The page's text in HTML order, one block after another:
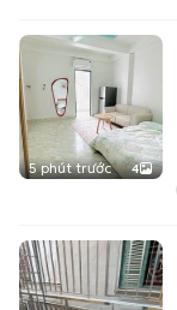
5 phút trước 4